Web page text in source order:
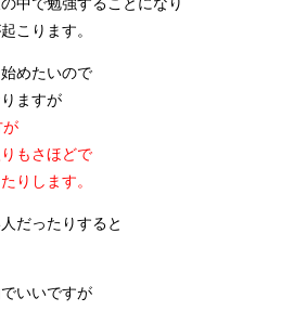
中で勉強することになり
こります。
めたいので
ますが
が
もさほどで
りします。
だったりすると
いいですが